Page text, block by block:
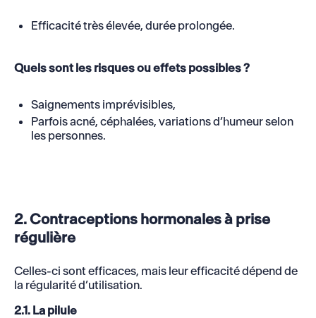
Efficacité très élevée, durée prolongée.
Quels sont les risques ou effets possibles ?
Saignements imprévisibles,
Parfois acné, céphalées, variations d’humeur selon
les personnes.
2. Contraceptions hormonales à prise
régulière
Celles-ci sont efficaces, mais leur efficacité dépend de
la régularité d’utilisation.
2.1. La pilule